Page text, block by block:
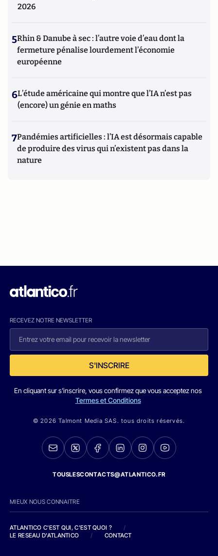
2026
5Rhin & Danube à sec : l’autre voie d’eau dont la
fermeture pénalise lourdement l’économie
européenne
6L’étude américaine qui montre que l’IA n’est pas
(encore) un génie en maths
7Pandémies artificielles : l’IA est désormais capable
de produire des virus qui n’existent pas dans la
nature
RECEVEZ NOTRE NEWSLETTER
S'INSCRIRE
En cliquant sur s'inscrire, vous confirmez que vous acceptez nos
Termes et Conditions
© 2026 Talmont Media SAS. tous droits réservés.
TOUSLESCONTACTS@ATLANTICO.FR
MIEUX NOUS CONNAITRE
ATLANTICO C'EST QUI, C'EST QUOI ?
/
LE RESEAU D'ATLANTICO
/ CONTACT